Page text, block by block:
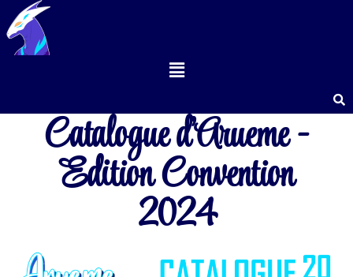
Catalogue d'Arueme -
Edition Convention
2024